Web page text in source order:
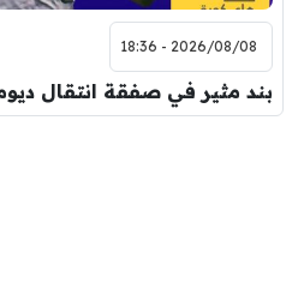
2026/08/08 - 18:36
بند مثير في صفقة انتقال